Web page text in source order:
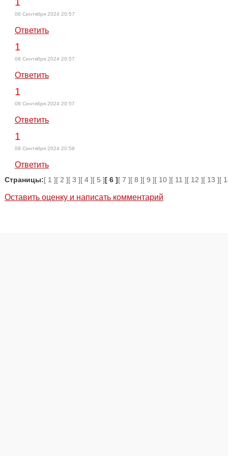
08 Сентября 2024 20:57
Ответить
1
08 Сентября 2024 20:57
Ответить
1
08 Сентября 2024 20:57
Ответить
1
08 Сентября 2024 20:58
Ответить
Страницы:[ 1 ][ 2 ][ 3 ][ 4 ][ 5 ][ 6 ][ 7 ][ 8 ][ 9 ][ 10 ][ 11 ][ 12 ][ 13 ][
Оставить оценку и написать комментарий